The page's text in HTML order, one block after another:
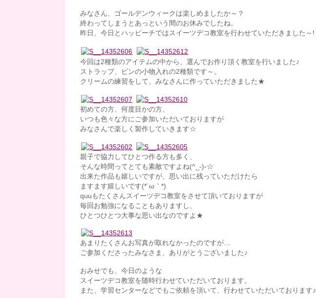
みなさん、ゴールデンウィークは楽しめましたか～？
終わってしまうとあっという間のお休みでしたね。
昨日、今日とハッピーチではスイーツデコ教室を行わせていただきました～!
今回は2種類のアイテムの中から、選んでお作り頂く教室を行いました♪
ストラップ、ビンの小物入れの2種類です～。
クリームの練習をして、みなさんに作っていただきました★
初めての方、何度目かの方、
いつも色々な方にご参加いただいておりますが
みなさんで楽しく製作していきます☆
親子で協力してひとつ作る方も多く、
そんな時間ってとても素敵ですよね(^_-)-☆
出来た作品も嬉しいですが、思い出に残っていただけたら
ますます嬉しいです(*´ω｀*)
quuもたくさんスイーツデコ教室をさせて頂いておりますが
毎回お勉強になることもありますし、
ひとつひとつ大事な思い出なのですよ★
あまりたくさんお写真が取れなかったのですが…
ご参加くださったみなさま、ありがとうございました♪
おみせでも、今日のような
スイーツデコ教室を随時行わせていただいております。
また、学習センターなどでもご依頼を頂いて、行わせていただいております♪